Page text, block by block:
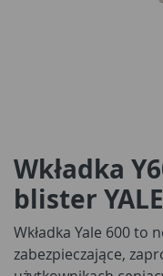
Wkładka
blister YALE
Wkładka Yale 600 to
zabezpieczające,